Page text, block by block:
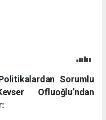
Sorumlu
Ofluoğlu’ndan